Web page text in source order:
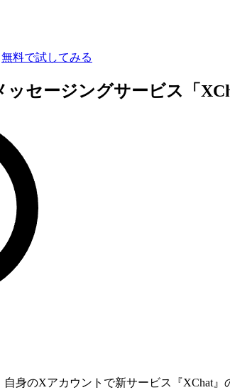
無料で試してみる
セージングサービス「
身のXアカウントで新サービス『XChat』